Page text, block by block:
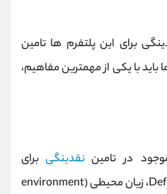
برای این پلتفرم ها تامین
باید با یکی از مهمترین مفاهیم،
در تامین نقدینگیبرای
دارایی‌های متعدد در مقررات Defi، زیان محیطی (environment